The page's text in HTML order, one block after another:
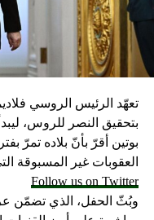
تعهّد الرئيس الروسي
بتحقيق النصر للروس،
بوتين أقرّ بأنّ بلاده تمرّ
العقوبات غير المسبوقة
Follow us on Twitter
وبُثّ الحفل، الذي تضمّن